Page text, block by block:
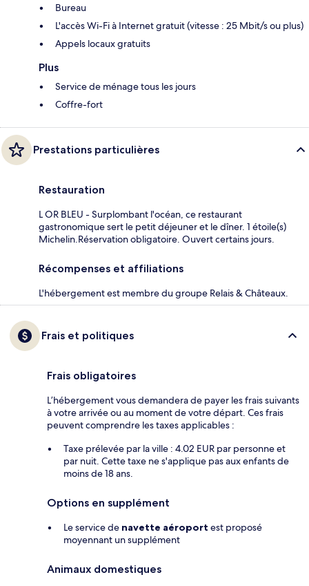
Bureau
L'accès Wi-Fi à Internet gratuit (vitesse : 25 Mbit/s ou plus)
Appels locaux gratuits
Plus
Service de ménage tous les jours
Coffre-fort
Prestations particulières
Restauration
L OR BLEU - Surplombant l'océan, ce restaurant
gastronomique sert le petit déjeuner et le dîner. 1 étoile(s)
Michelin.Réservation obligatoire. Ouvert certains jours.
Récompenses et affiliations
L'hébergement est membre du groupe Relais & Châteaux.
Frais et politiques
Frais obligatoires
L’hébergement vous demandera de payer les frais suivants
à votre arrivée ou au moment de votre départ. Ces frais
peuvent comprendre les taxes applicables :
Taxe prélevée par la ville : 4.02 EUR par personne et
par nuit. Cette taxe ne s'applique pas aux enfants de
moins de 18 ans.
Options en supplément
Le service de navette aéroport est proposé
moyennant un supplément
Animaux domestiques